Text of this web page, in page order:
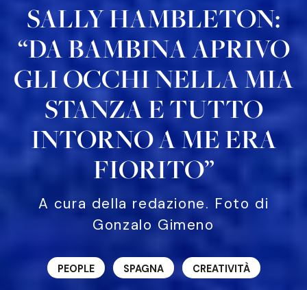
SALLY HAMBLETON:
“DA BAMBINA APRIVO
GLI OCCHI NELLA MIA
STANZA E TUTTO
INTORNO A ME ERA
FIORITO”
A cura della redazione. Foto di
Gonzalo Gimeno
PEOPLE SPAGNA CREATIVITÀ